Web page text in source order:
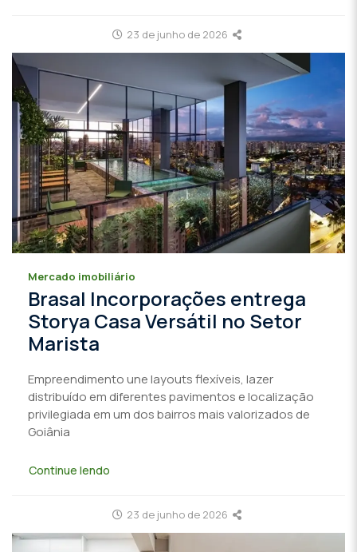
23 de junho de 2026
Mercado imobiliário
Brasal Incorporações entrega
Storya Casa Versátil no Setor
Marista
Empreendimento une layouts flexíveis, lazer
distribuído em diferentes pavimentos e localização
privilegiada em um dos bairros mais valorizados de
Goiânia
Continue lendo
23 de junho de 2026